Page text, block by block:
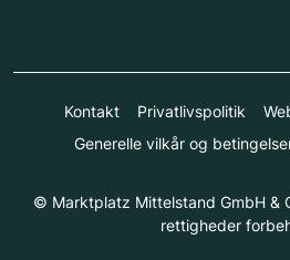
Kontakt Privatlivspolitik
Generelle vilkår og
© Marktplatz Mittelstand GmbH &
rettigheder